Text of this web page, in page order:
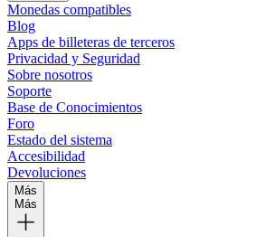
Monedas compatibles
Blog
Apps de billeteras de terceros
Privacidad y Seguridad
Sobre nosotros
Soporte
Base de Conocimientos
Foro
Estado del sistema
Accesibilidad
Devoluciones
Más
Más